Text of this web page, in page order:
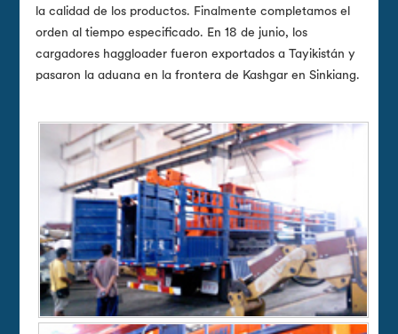
la calidad de los productos. Finalmente completamos el
orden al tiempo especificado. En 18 de junio, los
cargadores haggloader fueron exportados a Tayikistán y
pasaron la aduana en la frontera de Kashgar en Sinkiang.